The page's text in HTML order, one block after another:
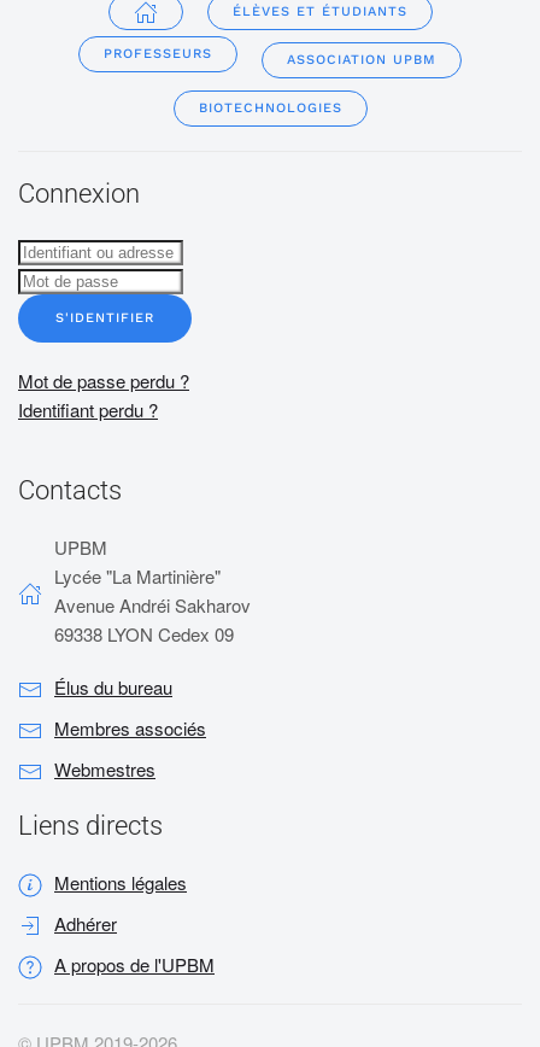
ÉLÈVES ET ÉTUDIANTS
PROFESSEURS ASSOCIATION UPBM
BIOTECHNOLOGIES
Connexion
S'IDENTIFIER
Mot de passe perdu ?
Identifiant perdu ?
Contacts
UPBM
Lycée "La Martinière"
Avenue Andréi Sakharov
69338 LYON Cedex 09
Élus du bureau
Membres associés
Webmestres
Liens directs
Mentions légales
Adhérer
A propos de l'UPBM